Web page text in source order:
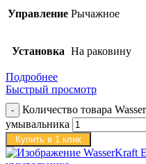
Управление Рычажное
Установка На раковину
Подробнее
Быстрый просмотр
Количество товара
умывальника
Купить в 1 клик